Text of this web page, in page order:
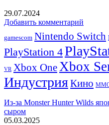
29.07.2024
Добавить комментарий
gamescom Nintendo Switch
PlayStation 4
VR Xbox OneXbox
ИндустрияКино
Из-за Monster Hunter Wilds
сыром
05.03.2025